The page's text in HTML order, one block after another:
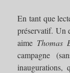
En tant que
préservatif. Un
aime Thomas
campagne
inaugurations,